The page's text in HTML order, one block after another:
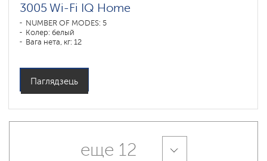
3005 Wi-Fi IQ Home
NUMBER OF MODES: 5
Колер: белый
Вага нета, кг: 12
Паглядзець
еще 12